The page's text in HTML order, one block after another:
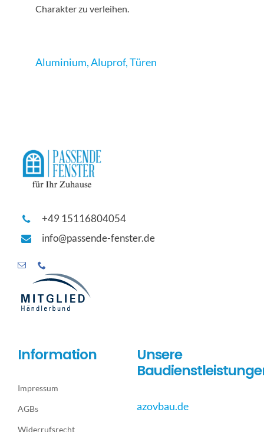
Charakter zu verleihen.
Aluminium,Aluprof,Türen
+49 15116804054
info@passende-fenster.de
Information
Impressum
AGBs
Widerrufsrecht
Unsere
azovbau.de